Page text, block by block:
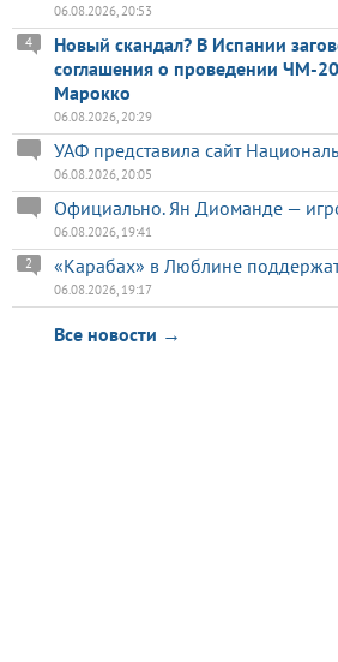
06.08.2026, 20:53
Новый скандал? В Испании
соглашения о проведении ЧМ-
Марокко
4
06.08.2026, 20:29
УАФ представила сайт
06.08.2026, 20:05
Официально. Ян Диоманде —
06.08.2026, 19:41
«Карабах» в Люблине
2
06.08.2026, 19:17
Все новости →